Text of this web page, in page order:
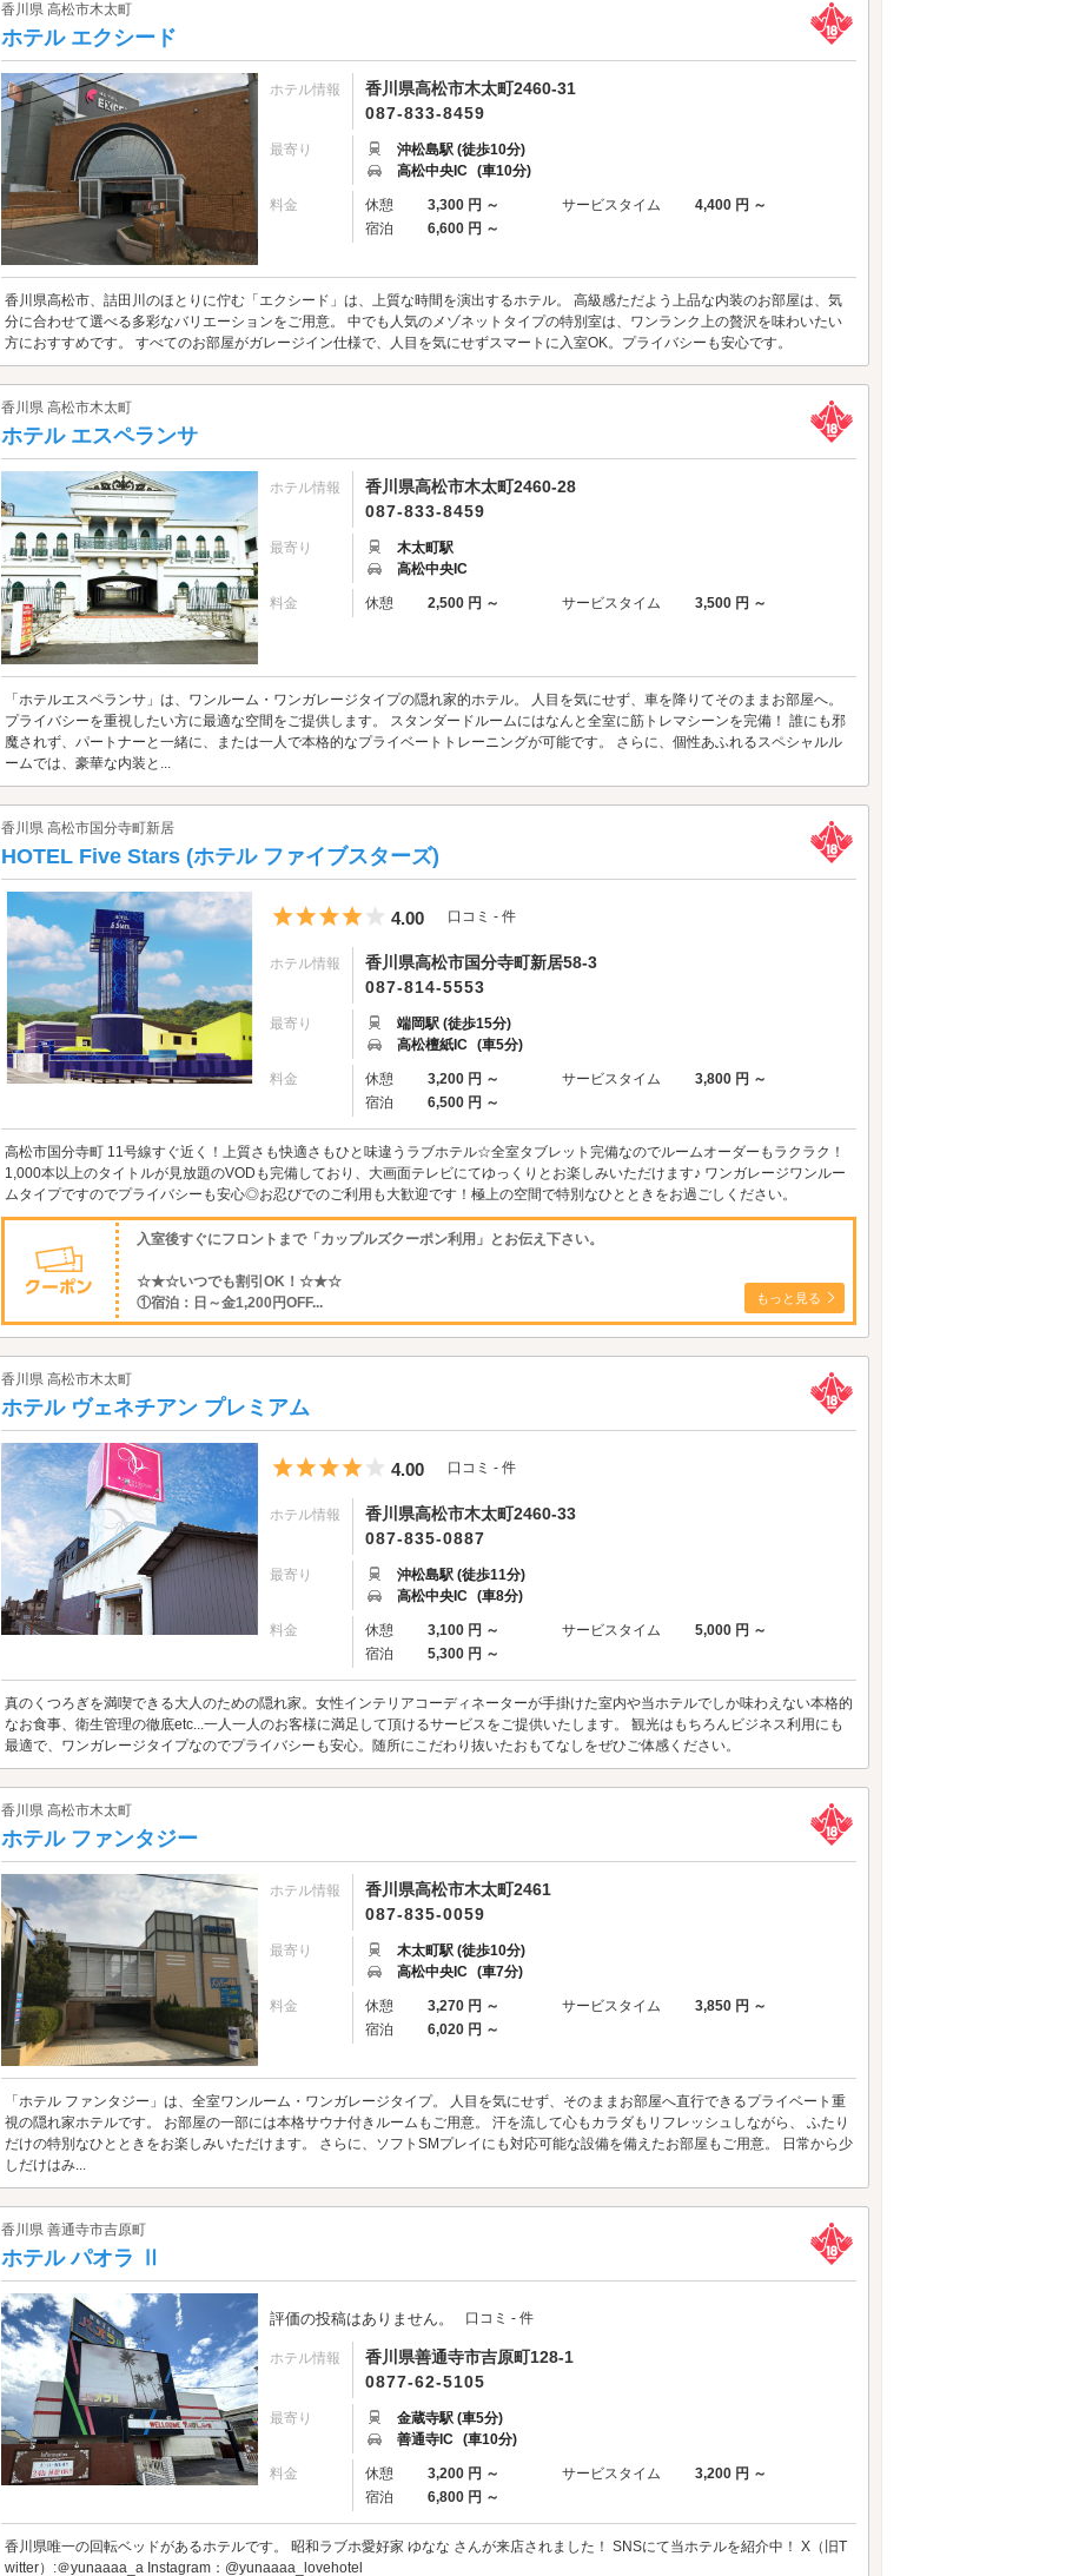
香川県 高松市木太町
ホテル エクシード
ホテル情報
香川県高松市木太町2460-31
087-833-8459
最寄り
沖松島駅 (徒歩10分)
高松中央IC (車10分)
料金 休憩 3,300 円 ～ サービスタイム
4,400 円 ～
宿泊
6,600 円 ～
香川県高松市、詰田川のほとりに佇む「エクシード」は、上質な時間を演出するホテル。 高級感ただよう上品な内装のお部屋は、気
分に合わせて選べる多彩なバリエーションをご用意。 中でも人気のメゾネットタイプの特別室は、ワンランク上の贅沢を味わいたい
方におすすめです。 すべてのお部屋がガレージイン仕様で、人目を気にせずスマートに入室OK。プライバシーも安心です。
香川県 高松市木太町
ホテル エスペランサ
ホテル情報
香川県高松市木太町2460-28
087-833-8459
最寄り
木太町駅
高松中央IC
料金 休憩 2,500 円 ～ サービスタイム 3,500 円 ～
「ホテルエスペランサ」は、ワンルーム・ワンガレージタイプの隠れ家的ホテル。 人目を気にせず、車を降りてそのままお部屋へ。
プライバシーを重視したい方に最適な空間をご提供します。 スタンダードルームにはなんと全室に筋トレマシーンを完備！ 誰にも邪
魔されず、パートナーと一緒に、または一人で本格的なプライベートトレーニングが可能です。 さらに、個性あふれるスペシャルル
ームでは、豪華な内装と...
香川県 高松市国分寺町新居
HOTEL Five Stars (ホテル ファイブスターズ)
5つ星のうち4
4.00 口コミ - 件
ホテル情報
香川県高松市国分寺町新居58-3
087-814-5553
最寄り
端岡駅 (徒歩15分)
高松檀紙IC (車5分)
料金 休憩 3,200 円 ～ サービスタイム
3,800 円 ～
宿泊
6,500 円 ～
高松市国分寺町 11号線すぐ近く！上質さも快適さもひと味違うラブホテル☆全室タブレット完備なのでルームオーダーもラクラク！
1,000本以上のタイトルが見放題のVODも完備しており、大画面テレビにてゆっくりとお楽しみいただけます♪ ワンガレージワンルー
ムタイプですのでプライバシーも安心◎お忍びでのご利用も大歓迎です！極上の空間で特別なひとときをお過ごしください。
入室後すぐにフロントまで「カップルズクーポン利用」とお伝え下さい。
☆★☆いつでも割引OK！☆★☆
①宿泊：日～金1,200円OFF...
もっと見る
香川県 高松市木太町
ホテル ヴェネチアン プレミアム
5つ星のうち4
4.00 口コミ - 件
ホテル情報
香川県高松市木太町2460-33
087-835-0887
最寄り
沖松島駅 (徒歩11分)
高松中央IC (車8分)
料金 休憩 3,100 円 ～ サービスタイム
5,000 円 ～
宿泊
5,300 円 ～
真のくつろぎを満喫できる大人のための隠れ家。女性インテリアコーディネーターが手掛けた室内や当ホテルでしか味わえない本格的
なお食事、衛生管理の徹底etc...一人一人のお客様に満足して頂けるサービスをご提供いたします。 観光はもちろんビジネス利用にも
最適で、ワンガレージタイプなのでプライバシーも安心。随所にこだわり抜いたおもてなしをぜひご体感ください。
香川県 高松市木太町
ホテル ファンタジー
ホテル情報
香川県高松市木太町2461
087-835-0059
最寄り
木太町駅 (徒歩10分)
高松中央IC (車7分)
料金 休憩 3,270 円 ～ サービスタイム
3,850 円 ～
宿泊
6,020 円 ～
「ホテル ファンタジー」は、全室ワンルーム・ワンガレージタイプ。 人目を気にせず、そのままお部屋へ直行できるプライベート重
視の隠れ家ホテルです。 お部屋の一部には本格サウナ付きルームもご用意。 汗を流して心もカラダもリフレッシュしながら、 ふたり
だけの特別なひとときをお楽しみいただけます。 さらに、ソフトSMプレイにも対応可能な設備を備えたお部屋もご用意。 日常から少
しだけはみ...
香川県 善通寺市吉原町
ホテル パオラ Ⅱ
評価の投稿はありません。 口コミ - 件
ホテル情報
香川県善通寺市吉原町128-1
0877-62-5105
最寄り
金蔵寺駅 (車5分)
善通寺IC (車10分)
料金 休憩 3,200 円 ～ サービスタイム
3,200 円 ～
宿泊
6,800 円 ～
香川県唯一の回転ベッドがあるホテルです。 昭和ラブホ愛好家 ゆなな さんが来店されました！ SNSにて当ホテルを紹介中！ X（旧T
witter）:＠yunaaaa_a Instagram：@yunaaaa_lovehotel